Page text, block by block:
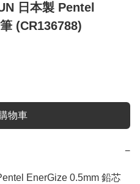
日本製 Pentel
(CR136788)
物車
−
EnerGize 0.5mm 鉛芯